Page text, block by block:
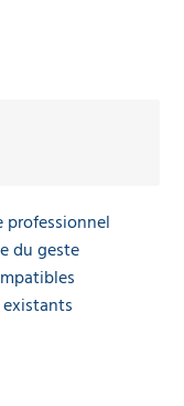
professionnel
du geste